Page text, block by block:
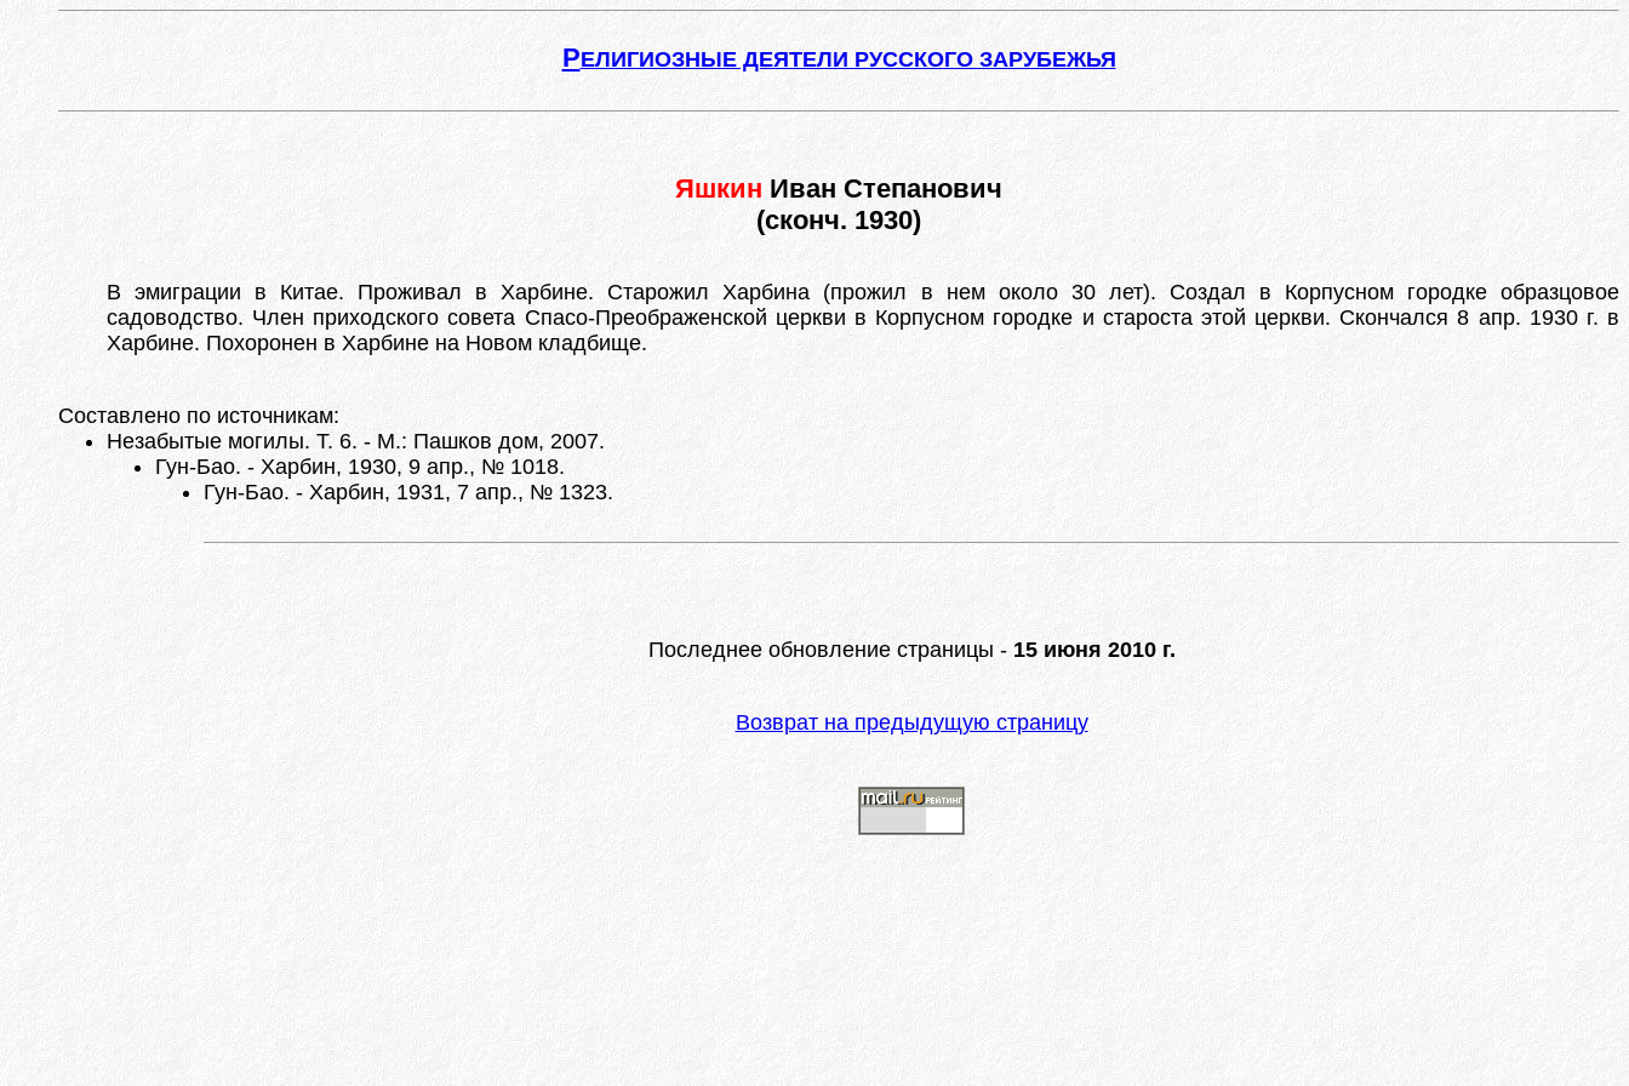
РЕЛИГИОЗНЫЕ ДЕЯТЕЛИ РУССКОГО ЗАРУБЕЖЬЯ
Яшкин Иван Степанович
(сконч. 1930)
В эмиграции в Китае. Проживал в Харбине. Старожил Харбина (прожил в нем около 30 лет). Создал в Корпусном городке образцовое
садоводство. Член приходского совета Спасо-Преображенской церкви в Корпусном городке и староста этой церкви. Скончался 8 апр. 1930 г. в
Харбине. Похоронен в Харбине на Новом кладбище.
Составлено по источникам:
Незабытые могилы. Т. 6. - М.: Пашков дом, 2007.
Гун-Бао. - Харбин, 1930, 9 апр., № 1018.
Гун-Бао. - Харбин, 1931, 7 апр., № 1323.
Последнее обновление страницы - 15 июня 2010 г.
Возврат на предыдущую страницу